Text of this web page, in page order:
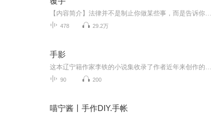
478 29.2万
手影
90 200
喵宁酱丨手作DIY.手帐